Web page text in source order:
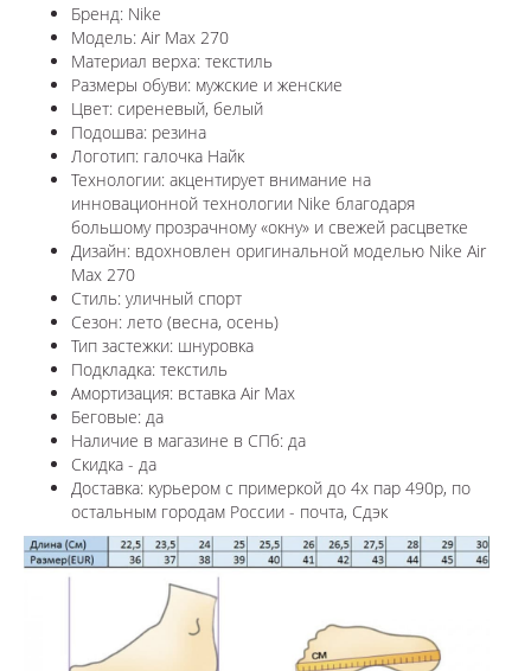
Бренд: Nike
Модель: Air Max 270
Материал верха: текстиль
Размеры обуви: мужские и женские
Цвет: сиреневый, белый
Подошва: резина
Логотип: галочка Найк
Технологии: акцентирует внимание на
инновационной технологии Nike благодаря
большому прозрачному «окну» и свежей расцветке
Дизайн: вдохновлен оригинальной моделью Nike Air
Max 270
Стиль: уличный спорт
Сезон: лето (весна, осень)
Тип застежки: шнуровка
Подкладка: текстиль
Амортизация: вставка Air Max
Беговые: да
Наличие в магазине в СПб: да
Скидка - да
Доставка: курьером с примеркой до 4х пар 490р, по
остальным городам России - почта, Сдэк